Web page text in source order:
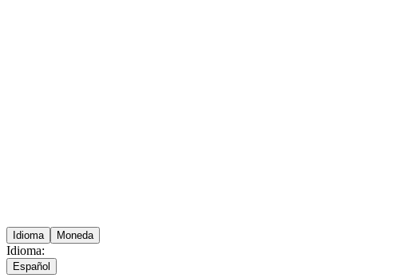
Idioma Moneda
Idioma:
Español